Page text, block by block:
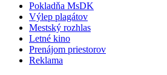
Pokladňa MsDK
Výlep plagátov
Mestský rozhlas
Letné kino
Prenájom priestorov
Reklama